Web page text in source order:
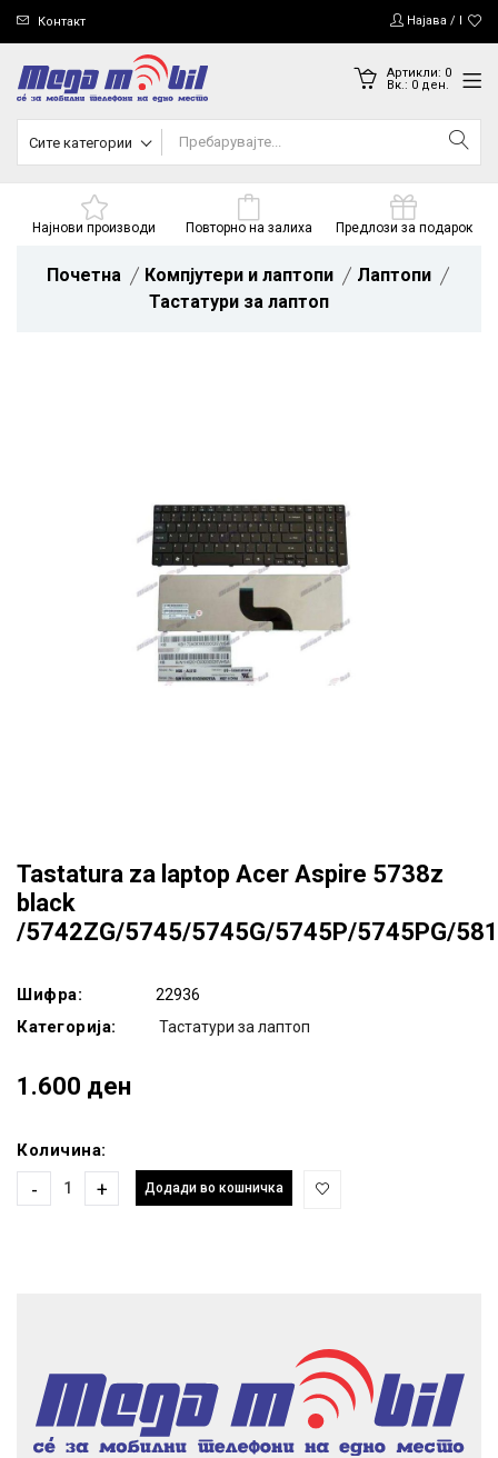
Контакт Најава /
Артикли: 0
Вк.: 0ден.
Сите категории
Најнови производи Повторно на залиха Предлози за подарок
Почетна Компјутери и лаптопи
Лаптопи
Тастатури за лаптоп
Tastatura za laptop Acer Aspire 5738z
black
/5742ZG/5745/5745G/5745P/5745PG/
Шифра: 22936
Категорија: Тастатури за лаптоп
1.600 ден
Количина:
- + Додади во кошничка